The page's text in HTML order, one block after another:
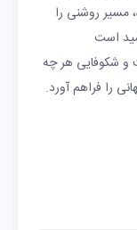
مسیر روشنی را
است
و شکوفایی هر چه
را فراهم آورد.